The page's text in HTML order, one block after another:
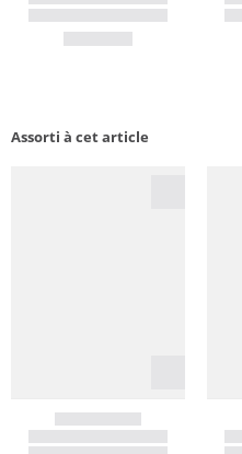
Assorti à cet article